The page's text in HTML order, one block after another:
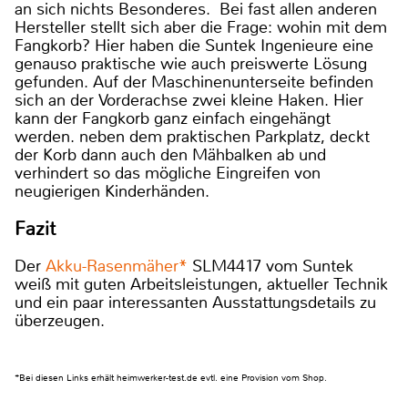
an sich nichts Besonderes. Bei fast allen anderen
Hersteller stellt sich aber die Frage: wohin mit dem
Fangkorb? Hier haben die Suntek Ingenieure eine
genauso praktische wie auch preiswerte Lösung
gefunden. Auf der Maschinenunterseite befinden
sich an der Vorderachse zwei kleine Haken. Hier
kann der Fangkorb ganz einfach eingehängt
werden. neben dem praktischen Parkplatz, deckt
der Korb dann auch den Mähbalken ab und
verhindert so das mögliche Eingreifen von
neugierigen Kinderhänden.
Fazit
Der Akku-Rasenmäher* SLM4417 vom Suntek
weiß mit guten Arbeitsleistungen, aktueller Technik
und ein paar interessanten Ausstattungsdetails zu
überzeugen.
*Bei diesen Links erhält heimwerker-test.de evtl. eine Provision vom Shop.